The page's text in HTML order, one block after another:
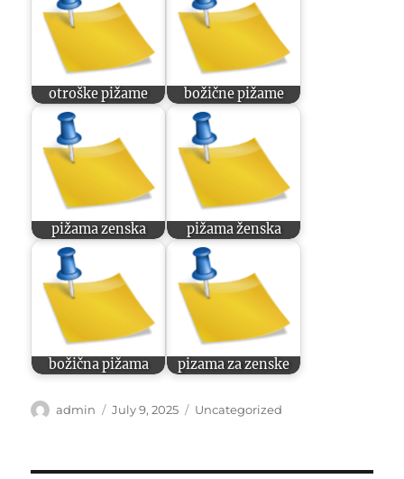
otroške pižame božične pižame
pižama zenska pižama ženska
božična pižama pizama za zenske
Author
admin
Posted
July 9, 2025 Categories
Uncategorized